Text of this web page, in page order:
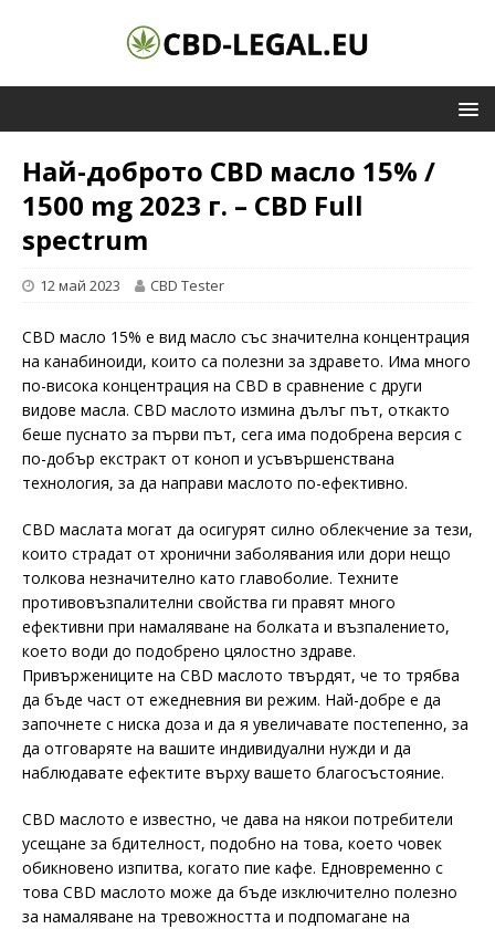
Най-доброто CBD масло 15% /
1500 mg 2023 г. – CBD Full
spectrum
12 май 2023 CBD Tester
CBD масло 15% е вид масло със значителна концентрация
на канабиноиди, които са полезни за здравето. Има много
по-висока концентрация на CBD в сравнение с други
видове масла. CBD маслото измина дълъг път, откакто
беше пуснато за първи път, сега има подобрена версия с
по-добър екстракт от коноп и усъвършенствана
технология, за да направи маслото по-ефективно.
CBD маслата могат да осигурят силно облекчение за тези,
които страдат от хронични заболявания или дори нещо
толкова незначително като главоболие. Техните
противовъзпалителни свойства ги правят много
ефективни при намаляване на болката и възпалението,
което води до подобрено цялостно здраве.
Привържениците на CBD маслото твърдят, че то трябва
да бъде част от ежедневния ви режим. Най-добре е да
започнете с ниска доза и да я увеличавате постепенно, за
да отговаряте на вашите индивидуални нужди и да
наблюдавате ефектите върху вашето благосъстояние.
CBD маслото е известно, че дава на някои потребители
усещане за бдителност, подобно на това, което човек
обикновено изпитва, когато пие кафе. Едновременно с
това CBD маслото може да бъде изключително полезно
за намаляване на тревожността и подпомагане на